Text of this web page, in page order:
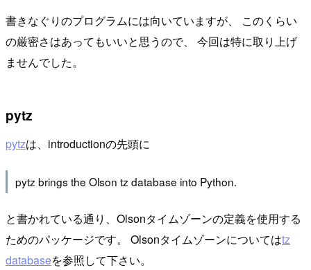
書きなぐりのプログラムには向いていますが、 このくらい
の厳密さはあってもいいと思うので、 今回は特に取り上げ
ませんでした。
pytz
pytzは、introductionの先頭に
pytz brings the Olson tz database into Python.
と書かれている通り、Olsonタイムゾーンの定義を使用する
ためのパッケージです。 Olsonタイムゾーンについてはtz
databaseを参照して下さい。